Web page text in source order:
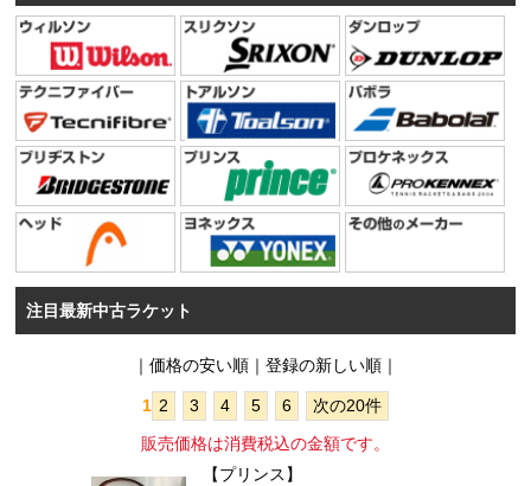
注目最新中古ラケット
｜ 価格の安い順 ｜登録の新しい順｜
1 2 3 4 5 6
次の20件
販売価格は消費税込の金額です。
【プリンス】